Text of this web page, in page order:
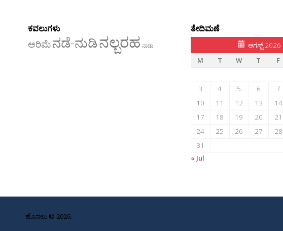
ಕವಲುಗಳು
ಅರಿಮೆನಡೆ-ನುಡಿನಲ್ಬರಹ ನಾಡು
ತೇದಿಮಣೆ
ಆಗಸ್ಟ್ 2026
M
T W T F
3
4 5 6 7
10
11 12 13 14
17
18 19 20 21
24
25 26 27 28
31
« Jul
ಹೊನಲು © 2026.